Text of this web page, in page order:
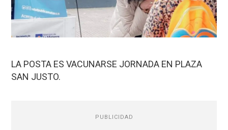
LA POSTA ES VACUNARSE JORNADA EN PLAZA
SAN JUSTO.
PUBLICIDAD